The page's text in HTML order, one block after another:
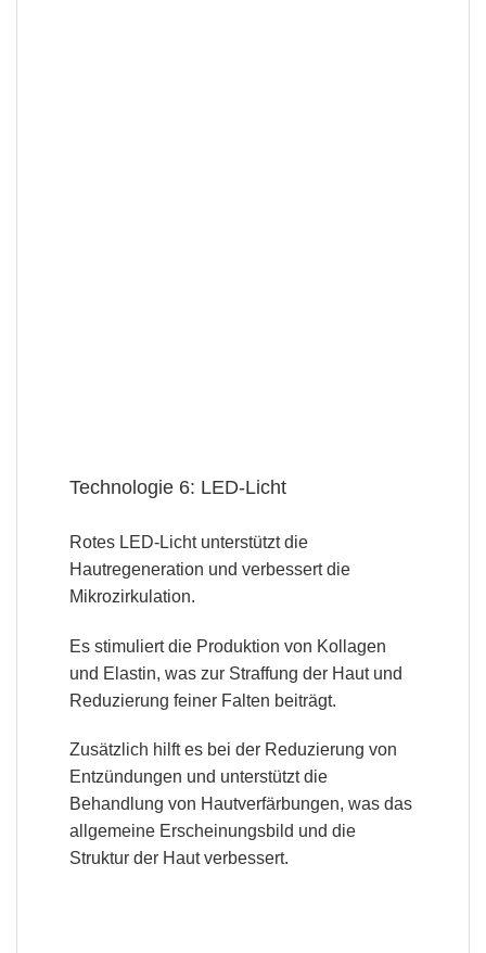
Technologie 6: LED-Licht
Rotes LED-Licht unterstützt die
Hautregeneration und verbessert die
Mikrozirkulation.
Es stimuliert die Produktion von Kollagen
und Elastin, was zur Straffung der Haut und
Reduzierung feiner Falten beiträgt.
Zusätzlich hilft es bei der Reduzierung von
Entzündungen und unterstützt die
Behandlung von Hautverfärbungen, was das
allgemeine Erscheinungsbild und die
Struktur der Haut verbessert.